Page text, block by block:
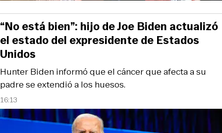
16:13
Hunter Biden informó que el cáncer que afecta a su
padre se extendió a los huesos.
“No está bien”: hijo de Joe Biden actualizó
el estado del expresidente de Estados
Unidos